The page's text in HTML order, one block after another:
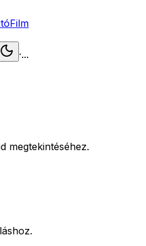
Film
·...
megtekintéséhez.